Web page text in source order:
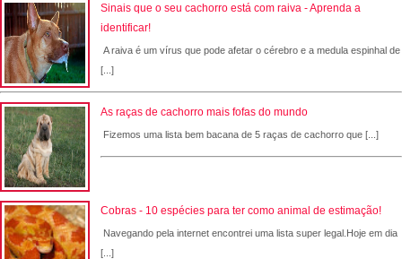
Sinais que o seu cachorro está com raiva - Aprenda a
identificar!
A raiva é um vírus que pode afetar o cérebro e a medula espinhal de
[...]
As raças de cachorro mais fofas do mundo
Fizemos uma lista bem bacana de 5 raças de cachorro que [...]
Cobras - 10 espécies para ter como animal de estimação!
Navegando pela internet encontrei uma lista super legal.Hoje em dia
[...]